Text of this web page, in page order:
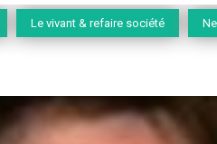
Le vivant & refaire société